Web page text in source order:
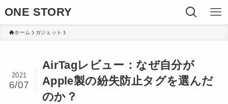
ONE STORY
ホーム ガジェット
AirTagレビュー：なぜ自分が
Apple製の紛失防止タグを選んだ
のか？
2021
6/07